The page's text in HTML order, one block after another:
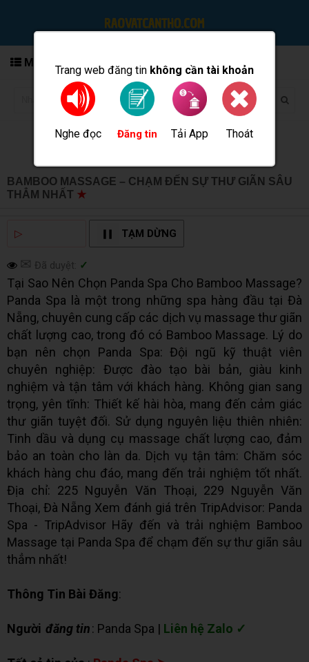
Trang web đăng tin không cần tài khoản
Nghe đọc Đăng tin Tải App Thoát
MENU
BAMBOO MASSAGE – CHẠM ĐẾN SỰ THƯ GIÃN SÂU
THẲM NHẤT ★
▷ TẠM DỪNG
✉ Đã duyệt: ✓
Tại Sao Nên Chọn Panda Spa Cho Bamboo Massage?
Panda Spa là một trong những spa hàng đầu tại Đà
Nẵng, chuyên cung cấp các dịch vụ massage thư giãn
chất lượng cao, trong đó có Bamboo Massage. Lý do
bạn nên chọn Panda Spa: Đội ngũ kỹ thuật viên
chuyên nghiệp: Được đào tạo bài bản, giàu kinh
nghiệm và tận tâm với khách hàng. Không gian sang
trọng, yên tĩnh: Thiết kế hài hòa, mang đến cảm giác
thư giãn tuyệt đối. Sử dụng nguyên liệu thiên nhiên:
Tinh dầu và dụng cụ massage chất lượng cao, đảm
bảo an toàn cho làn da. Dịch vụ tận tâm: Chăm sóc
khách hàng chu đáo, mang đến trải nghiệm tốt nhất.
Địa chỉ: 225 Nguyễn Văn Thoại, 229 Nguyễn Văn
Thoại, Đà Nẵng Xem đánh giá trên TripAdvisor: Panda
Spa - TripAdvisor Hãy đến và trải nghiệm Bamboo
Massage tại Panda Spa để chạm đến sự thư giãn sâu
thẳm nhất!
Thông Tin Bài Đăng:
Người đăng tin: Panda Spa | Liên hệ Zalo ✓